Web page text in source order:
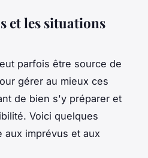
et les situations
parfois être source de
gérer au mieux ces
de bien s'y préparer et
Voici quelques
aux imprévus et aux